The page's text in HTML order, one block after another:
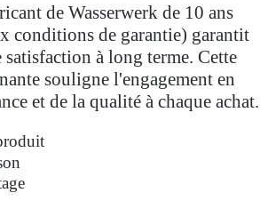
de Wasserwerk de 10 ans
conditions de garantie) garantit
satisfaction à long terme. Cette
souligne l'engagement en
et de la qualité à chaque achat.